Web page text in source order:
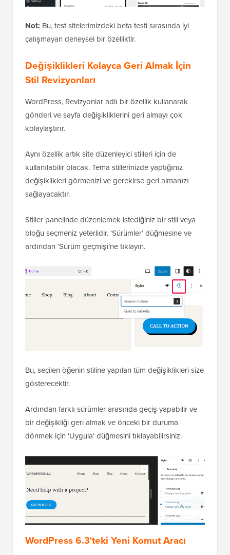
Not: Bu, test sitelerimizdeki beta testi sırasında iyi
çalışmayan deneysel bir özelliktir.
Değişiklikleri Kolayca Geri Almak İçin
Stil Revizyonları
WordPress, Revizyonlar adlı bir özellik kullanarak
gönderi ve sayfa değişikliklerini geri almayı çok
kolaylaştırır.
Aynı özellik artık site düzenleyici stilleri için de
kullanılabilir olacak. Tema stillerinizde yaptığınız
değişiklikleri görmenizi ve gerekirse geri almanızı
sağlayacaktır.
Stiller panelinde düzenlemek istediğiniz bir stili veya
bloğu seçmeniz yeterlidir. ‘Sürümler’ düğmesine ve
ardından ‘Sürüm geçmişi’ne tıklayın.
Bu, seçilen öğenin stiline yapılan tüm değişiklikleri size
gösterecektir.
Ardından farklı sürümler arasında geçiş yapabilir ve
bir değişikliği geri almak ve önceki bir duruma
dönmek için 'Uygula' düğmesini tıklayabilirsiniz.
WordPress 6.3'teki Yeni Komut Aracı